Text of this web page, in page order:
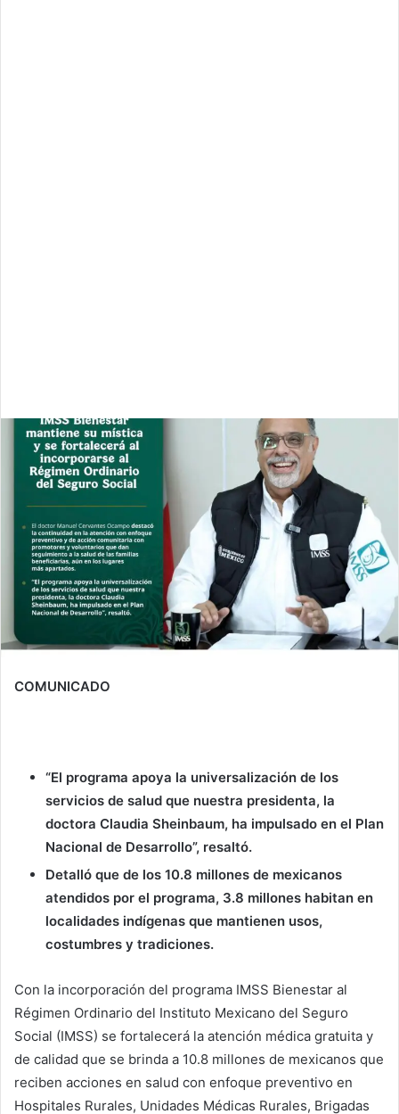
COMUNICADO
“El programa apoya la universalización de los
servicios de salud que nuestra presidenta, la
doctora Claudia Sheinbaum, ha impulsado en el Plan
Nacional de Desarrollo”, resaltó.
Detalló que de los 10.8 millones de mexicanos
atendidos por el programa, 3.8 millones habitan en
localidades indígenas que mantienen usos,
costumbres y tradiciones.
Con la incorporación del programa IMSS Bienestar al
Régimen Ordinario del Instituto Mexicano del Seguro
Social (IMSS) se fortalecerá la atención médica gratuita y
de calidad que se brinda a 10.8 millones de mexicanos que
reciben acciones en salud con enfoque preventivo en
Hospitales Rurales, Unidades Médicas Rurales, Brigadas